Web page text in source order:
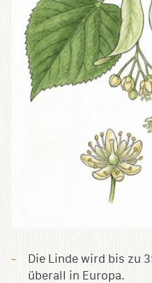
Die Linde wird bis zu
überall in Europa.